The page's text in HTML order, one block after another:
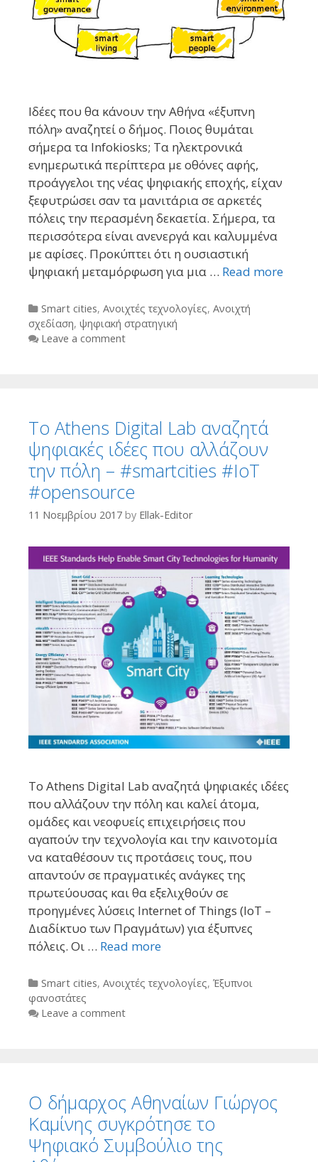
Ιδέες που θα κάνουν την Αθήνα «έξυπνη
πόλη» αναζητεί ο δήμος. Ποιος θυμάται
σήμερα τα Infokiosks; Τα ηλεκτρονικά
ενημερωτικά περίπτερα με οθόνες αφής,
προάγγελοι της νέας ψηφιακής εποχής, είχαν
ξεφυτρώσει σαν τα μανιτάρια σε αρκετές
πόλεις την περασμένη δεκαετία. Σήμερα, τα
περισσότερα είναι ανενεργά και καλυμμένα
με αφίσες. Προκύπτει ότι η ουσιαστική
ψηφιακή μεταμόρφωση για μια … Read more
Categories
Smart cities, Ανοιχτές τεχνολογίες, Ανοιχτή
σχεδίαση, ψηφιακή στρατηγική
Leave a comment
Το Athens Digital Lab αναζητά
ψηφιακές ιδέες που αλλάζουν
την πόλη – #smartcities #IoT
#opensource
11 Νοεμβρίου 2017 by Ellak-Editor
Το Athens Digital Lab αναζητά ψηφιακές ιδέες
που αλλάζουν την πόλη και καλεί άτομα,
ομάδες και νεοφυείς επιχειρήσεις που
αγαπούν την τεχνολογία και την καινοτομία
να καταθέσουν τις προτάσεις τους, που
απαντούν σε πραγματικές ανάγκες της
πρωτεύουσας και θα εξελιχθούν σε
προηγμένες λύσεις Internet of Things (IoT –
Διαδίκτυο των Πραγμάτων) για έξυπνες
πόλεις. Οι … Read more
Categories
Smart cities, Ανοιχτές τεχνολογίες, Έξυπνοι
φανοστάτες
Leave a comment
Ο δήμαρχος Αθηναίων Γιώργος
Καμίνης συγκρότησε το
Ψηφιακό Συμβούλιο της